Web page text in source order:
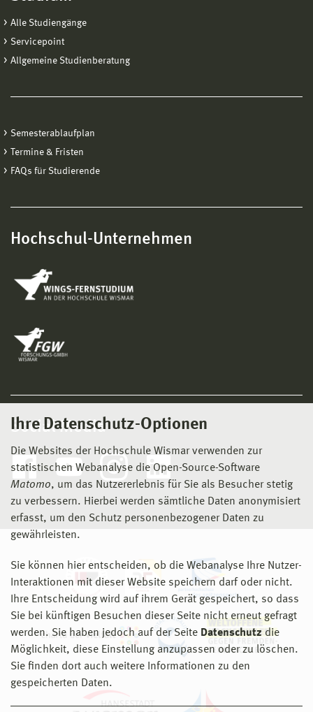
Ihre Datenschutz-Optionen
Die Websites der Hochschule Wismar verwenden zur
statistischen Webanalyse die Open-Source-Software
Matomo, um das Nutzererlebnis für Sie als Besucher stetig
zu verbessern. Hierbei werden sämtliche Daten anonymisiert
erfasst, um den Schutz personenbezogener Daten zu
gewährleisten.
Sie können hier entscheiden, ob die Webanalyse Ihre Nutzer-
Interaktionen mit dieser Website speichern darf oder nicht.
Ihre Entscheidung wird auf ihrem Gerät gespeichert, so dass
Sie bei künftigen Besuchen dieser Seite nicht erneut gefragt
werden. Sie haben jedoch auf der Seite Datenschutz die
Möglichkeit, diese Einstellung anzupassen oder zu löschen.
Sie finden dort auch weitere Informationen zu den
gespeicherten Daten.
Alle Studiengänge
Servicepoint
Allgemeine Studienberatung
Semesterablaufplan
Termine & Fristen
FAQs für Studierende
Hochschul-Unternehmen
Social Media